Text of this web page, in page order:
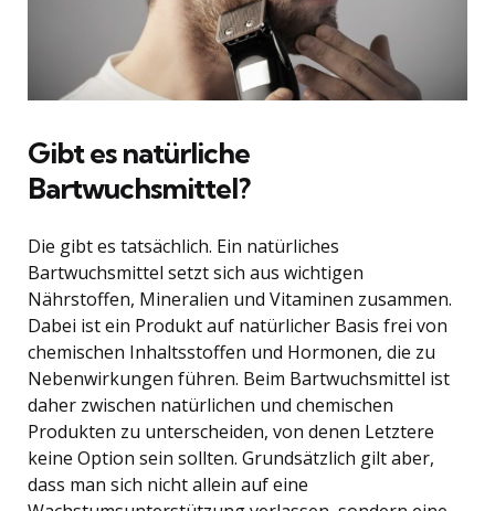
Gibt es natürliche
Bartwuchsmittel?
Die gibt es tatsächlich. Ein natürliches
Bartwuchsmittel setzt sich aus wichtigen
Nährstoffen, Mineralien und Vitaminen zusammen.
Dabei ist ein Produkt auf natürlicher Basis frei von
chemischen Inhaltsstoffen und Hormonen, die zu
Nebenwirkungen führen. Beim Bartwuchsmittel ist
daher zwischen natürlichen und chemischen
Produkten zu unterscheiden, von denen Letztere
keine Option sein sollten. Grundsätzlich gilt aber,
dass man sich nicht allein auf eine